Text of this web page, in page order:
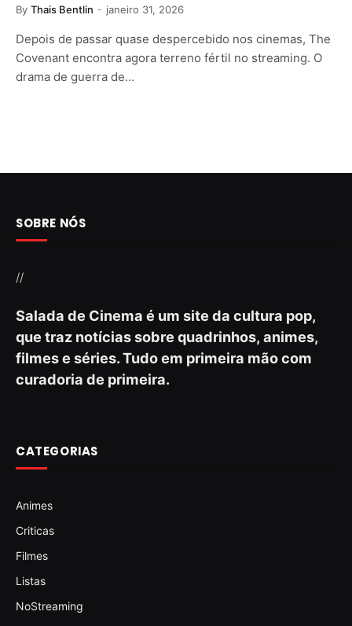
By Thais Bentlin janeiro 31, 2026
Depois de passar quase despercebido nos cinemas, The
Covenant encontra agora terreno fértil no streaming. O
drama de guerra de…
SOBRE NÓS
//
Salada de Cinema é um site da cultura pop,
que traz notícias sobre quadrinhos, animes,
filmes e séries. Tudo em primeira mão com
curadoria de primeira.
CATEGORIAS
Animes
Criticas
Filmes
Listas
NoStreaming